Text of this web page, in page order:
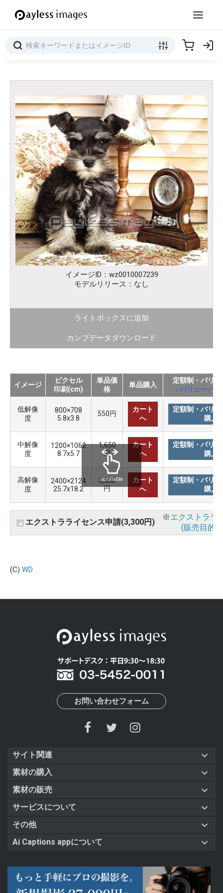
イメージID：wz0010007239
モデルリリース：なし
ライトボックスに追加
カンプデータダウンロード
イメージ
ピクセル
印刷(cm)
単品価
格
単品購入
定額制・バリ
→バリューパッ
低解像
度
800×708
5.8x3.8
550円
カート
へ
定額制・バリ
購入
中解像
度
1200×1062
8.7x5.7
1,650
円
カート
へ
定額制・バリ
購入
高解像
度
2400×2124
25.7x18.2
3,300
円
カート
へ
定額制・バリ
購入
エクストラライセンス申請(3,300円)
※エクストララ
(販売目的
scrollable
(C) WD
お問い合わせフォーム
サイト関連
素材の購入
素材の販売
サービスについて
その他
Ai Captions appについて